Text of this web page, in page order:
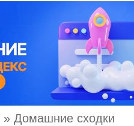
» Домашние сходки